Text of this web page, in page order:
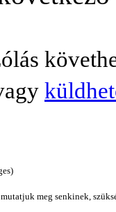
meg senkinek,